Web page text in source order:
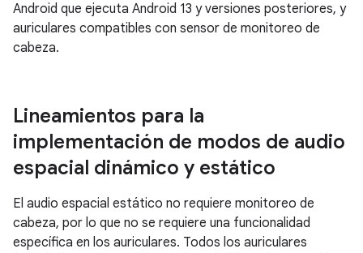
Android que ejecuta Android 13 y versiones posteriores, y
auriculares compatibles con sensor de monitoreo de
cabeza.
Lineamientos para la
implementación de modos de audio
espacial dinámico y estático
El audio espacial estático no requiere monitoreo de
cabeza, por lo que no se requiere una funcionalidad
específica en los auriculares. Todos los auriculares